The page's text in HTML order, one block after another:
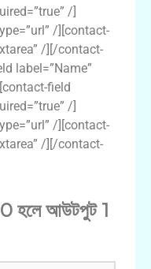
/]
/][contact-
/][/contact-
label=”Name”
field
/]
/][contact-
/][/contact-
হলে আউটপুট 1